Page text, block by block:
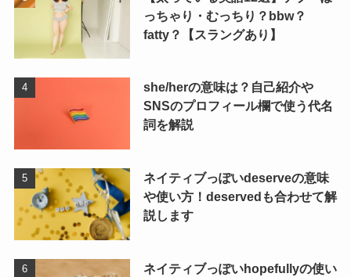
っちゃり・むっちり？bbw？
fatty？【スラングあり】
she/herの意味は？自己紹介や
SNSのプロフィール欄で使う代名
詞を解説
ネイティブっぽいdeserveの意味
や使い方！deservedも合わせて解
説します
ネイティブっぽいhopefullyの使い